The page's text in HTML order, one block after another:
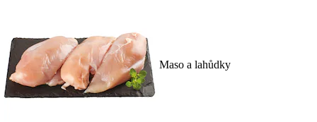
Maso a lahůdky